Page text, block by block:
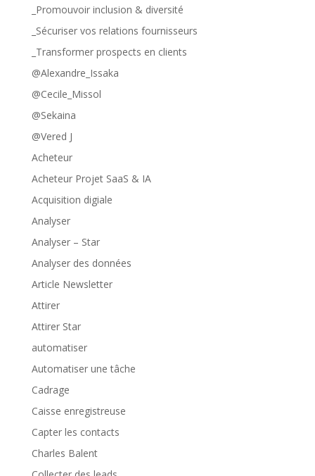
_Promouvoir inclusion & diversité
_Sécuriser vos relations fournisseurs
_Transformer prospects en clients
@Alexandre_Issaka
@Cecile_Missol
@Sekaina
@Vered J
Acheteur
Acheteur Projet SaaS & IA
Acquisition digiale
Analyser
Analyser – Star
Analyser des données
Article Newsletter
Attirer
Attirer Star
automatiser
Automatiser une tâche
Cadrage
Caisse enregistreuse
Capter les contacts
Charles Balent